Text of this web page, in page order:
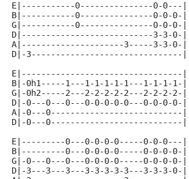
E|-----------0---------------0-0---|
B|-----------0---------------0-0-0-|
G|-----------0---------------0-0-0-|
D|---------------------------3-3-0-|
A|---------------------3-----3-3-0-|
D|-3-------------------------------|
E|---------------------------------|
B|-0h1-----1---1-1-1-1-1---1-1-1-1-|
G|-0h2-----2---2-2-2-2-2---2-2-2-2-|
D|-0---0---0---0-0-0-0-0---0-0-0-0-|
A|-0---0---------------------------|
D|-0---0---------------------------|
E|---------0---0-0-0-0-----0-0-0---|
B|---------0---0-0-0-0-----0-0-0-0-|
G|-0---0---0---0-0-0-0-----0-0-0-0-|
D|-3---3---3---3-3-3-3-3---3-3-3-0-|